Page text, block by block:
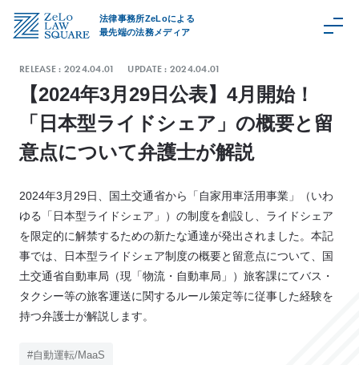
法律事務所ZeLoによる
最先端の法務メディア
C
a
e
g
o
r
y
取
扱
域
Z
RELEASE : 2024.04.01 UPDATE : 2024.04.01
【2024年3月29日公表】4月開始！
「日本型ライドシェア」の概要と留
意点について弁護士が解説
2024年3月29日、国土交通省から「自家用車活用事業」（いわ
ゆる「日本型ライドシェア」）の制度を創設し、ライドシェア
を限定的に解禁するための新たな通達が発出されました。本記
事では、日本型ライドシェア制度の概要と留意点について、国
土交通省自動車局（現「物流・自動車局」）旅客課にてバス・
タクシー等の旅客運送に関するルール策定等に従事した経験を
持つ弁護士が解説します。
#自動運転/MaaS